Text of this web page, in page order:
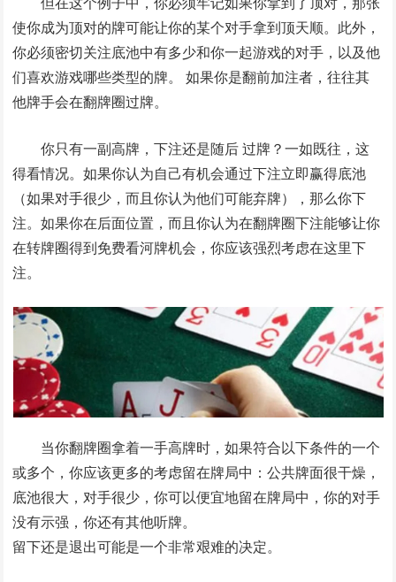
使你成为顶对的牌可能让你的某个对手拿到顶天顺。此外，
你必须密切关注底池中有多少和你一起游戏的对手，以及他
们喜欢游戏哪些类型的牌。 如果你是翻前加注者，往往其
他牌手会在翻牌圈过牌。
你只有一副高牌，下注还是随后 过牌？一如既往，这
得看情况。如果你认为自己有机会通过下注立即赢得底池
（如果对手很少，而且你认为他们可能弃牌），那么你下
注。如果你在后面位置，而且你认为在翻牌圈下注能够让你
在转牌圈得到免费看河牌机会，你应该强烈考虑在这里下
注。
当你翻牌圈拿着一手高牌时，如果符合以下条件的一个
或多个，你应该更多的考虑留在牌局中：公共牌面很干燥，
底池很大，对手很少，你可以便宜地留在牌局中，你的对手
没有示强，你还有其他听牌。
留下还是退出可能是一个非常艰难的决定。